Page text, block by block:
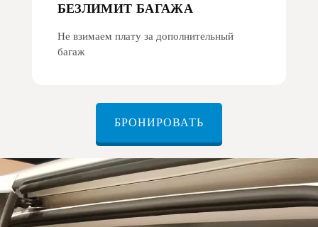
БЕЗЛИМИТ БАГАЖА
Не взимаем плату за дополнительный
багаж
БРОНИРОВАТЬ